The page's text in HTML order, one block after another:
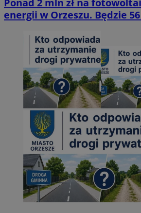
Ponad 2 mln zł na
energii w Orzeszu. Będzie